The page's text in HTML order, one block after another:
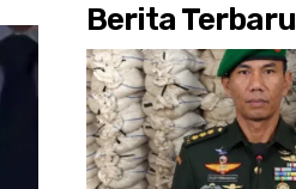
Berita Terbaru